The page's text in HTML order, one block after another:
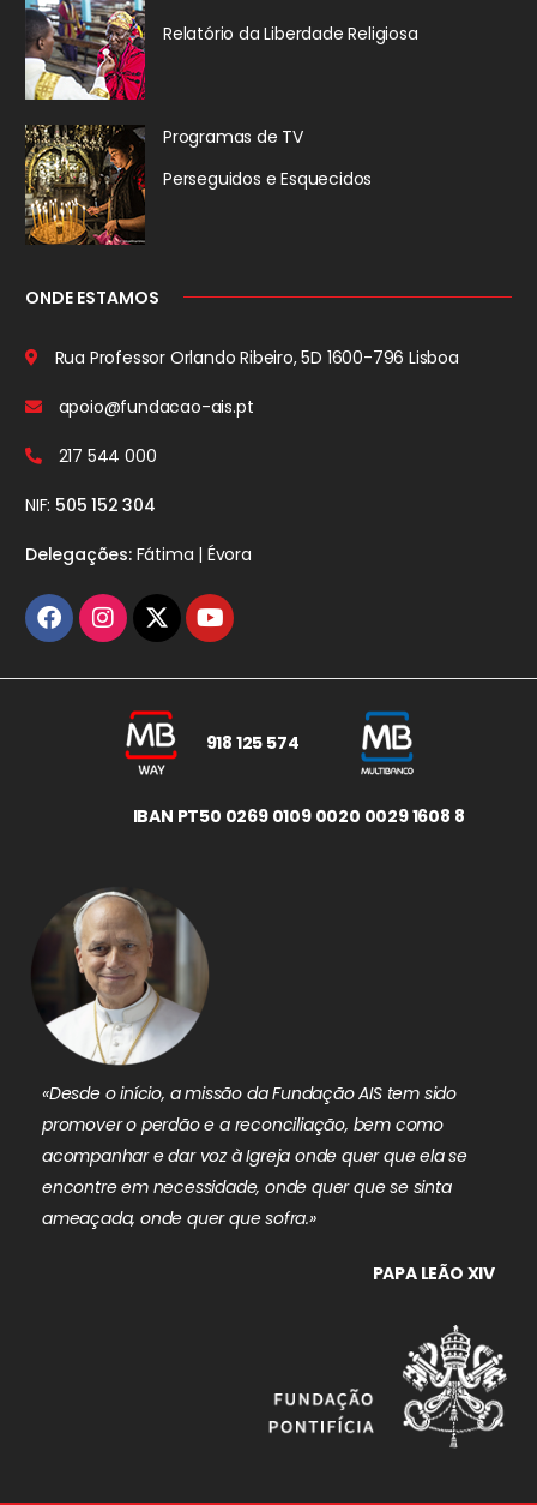
Relatório da Liberdade Religiosa
Programas de TV
Perseguidos e Esquecidos
ONDE ESTAMOS
Rua Professor Orlando Ribeiro, 5D 1600-796 Lisboa
apoio@fundacao-ais.pt
217 544 000
NIF: 505 152 304
Delegações:Fátima | Évora
918 125 574
IBAN PT50 0269 0109 0020 0029 1608 8
«Desde o início, a missão da Fundação AIS tem sido
promover o perdão e a reconciliação, bem como
acompanhar e dar voz à Igreja onde quer que ela se
encontre em necessidade, onde quer que se sinta
ameaçada, onde quer que sofra.»
PAPA LEÃO XIV